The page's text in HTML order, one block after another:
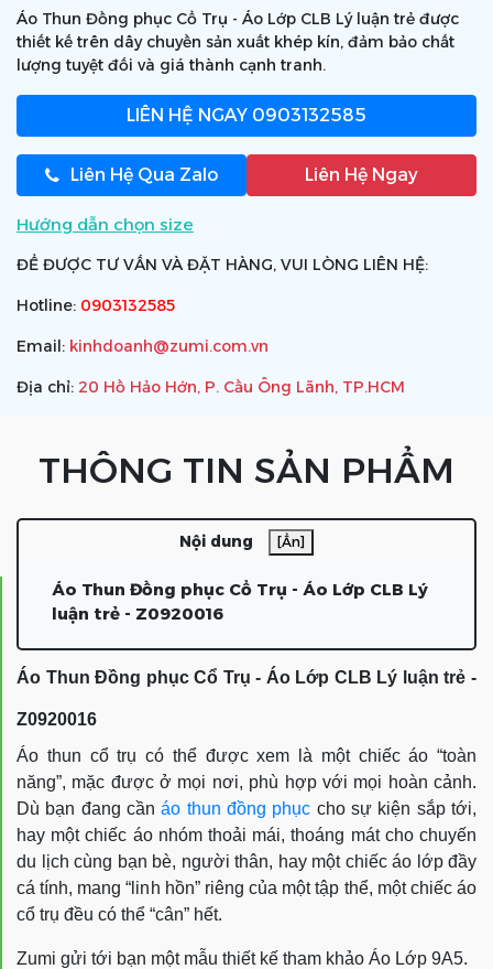
Áo Thun Đồng phục Cổ Trụ - Áo Lớp CLB Lý luận trẻ được
thiết kế trên dây chuyền sản xuất khép kín, đảm bảo chất
lượng tuyệt đối và giá thành cạnh tranh.
LIÊN HỆ NGAY 0903132585
Liên Hệ Qua Zalo Liên Hệ Ngay
Hướng dẫn chọn size
ĐỂ ĐƯỢC TƯ VẤN VÀ ĐẶT HÀNG, VUI LÒNG LIÊN HỆ:
Hotline: 0903132585
Email: kinhdoanh@zumi.com.vn
Địa chỉ: 20 Hồ Hảo Hớn, P. Cầu Ông Lãnh, TP.HCM
THÔNG TIN SẢN PHẨM
Nội dung [Ẩn]
Áo Thun Đồng phục Cổ Trụ - Áo Lớp CLB Lý
luận trẻ - Z0920016
Áo Thun Đồng phục Cổ Trụ - Áo Lớp CLB Lý luận trẻ -
Z0920016
Áo thun cổ trụ có thể được xem là một chiếc áo “toàn
năng”, mặc được ở mọi nơi, phù hợp với mọi hoàn cảnh.
Dù bạn đang cầnáo thun đồng phục cho sự kiện sắp tới,
hay một chiếc áo nhóm thoải mái, thoáng mát cho chuyến
du lịch cùng bạn bè, người thân, hay một chiếc áo lớp đầy
cá tính, mang “linh hồn” riêng của một tập thể, một chiếc áo
cổ trụ đều có thể “cân” hết.
Zumi gửi tới bạn một mẫu thiết kế tham khảo Áo Lớp 9A5.